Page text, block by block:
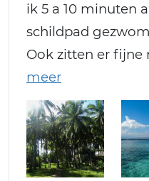
ik 5 a 10 minuten
schildpad
Ook zitten er fijne